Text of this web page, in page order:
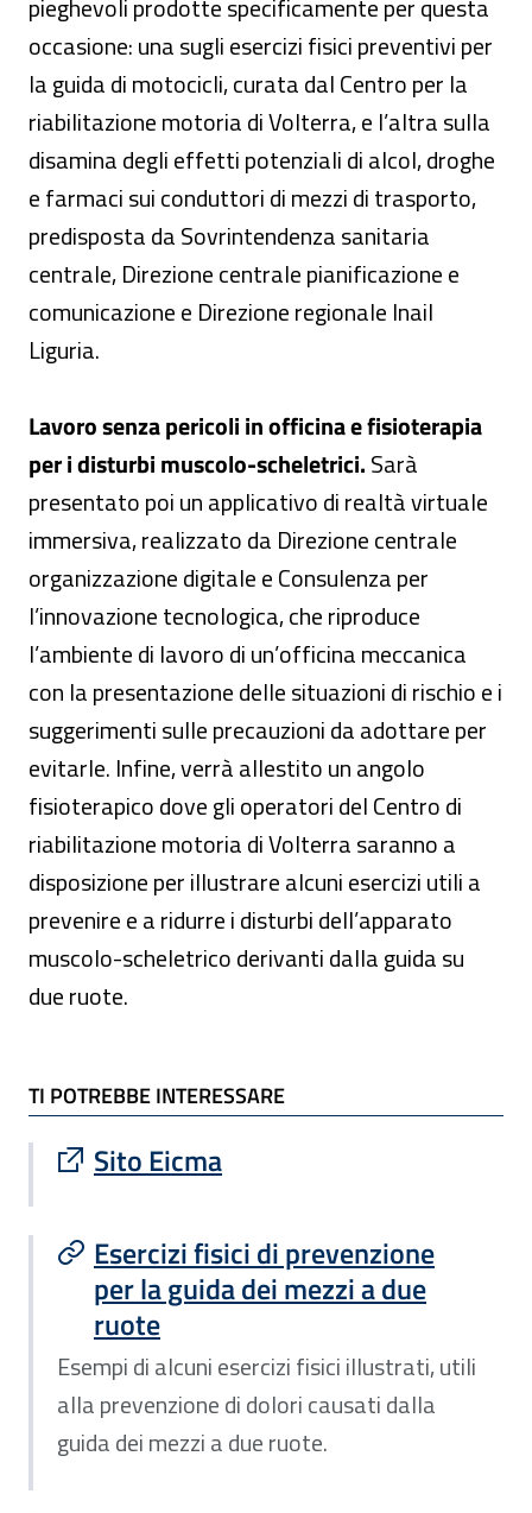
pieghevoli prodotte specificamente per questa
occasione: una sugli esercizi fisici preventivi per
la guida di motocicli, curata dal Centro per la
riabilitazione motoria di Volterra, e l’altra sulla
disamina degli effetti potenziali di alcol, droghe
e farmaci sui conduttori di mezzi di trasporto,
predisposta da Sovrintendenza sanitaria
centrale, Direzione centrale pianificazione e
comunicazione e Direzione regionale Inail
Liguria.
Lavoro senza pericoli in officina e fisioterapia
per i disturbi muscolo-scheletrici.Sarà
presentato poi un applicativo di realtà virtuale
immersiva, realizzato da Direzione centrale
organizzazione digitale e Consulenza per
l’innovazione tecnologica, che riproduce
l’ambiente di lavoro di un’officina meccanica
con la presentazione delle situazioni di rischio e i
suggerimenti sulle precauzioni da adottare per
evitarle. Infine, verrà allestito un angolo
fisioterapico dove gli operatori del Centro di
riabilitazione motoria di Volterra saranno a
disposizione per illustrare alcuni esercizi utili a
prevenire e a ridurre i disturbi dell’apparato
muscolo-scheletrico derivanti dalla guida su
due ruote.
TI POTREBBE INTERESSARE
TI POTREBBE INTERESSARE
Sito Eicma
Sito esterno : apre una nuova finestra
Esercizi fisici di prevenzione
per la guida dei mezzi a due
ruote
Esempi di alcuni esercizi fisici illustrati, utili
alla prevenzione di dolori causati dalla
guida dei mezzi a due ruote.